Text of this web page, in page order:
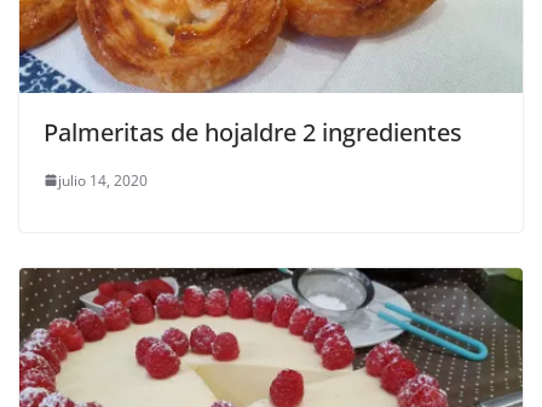
Palmeritas de hojaldre 2 ingredientes
julio 14, 2020